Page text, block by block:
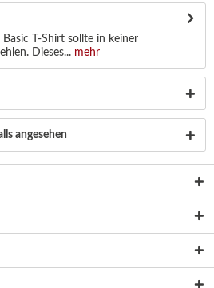
T-Shirt sollte in keiner
Dieses... mehr
angesehen